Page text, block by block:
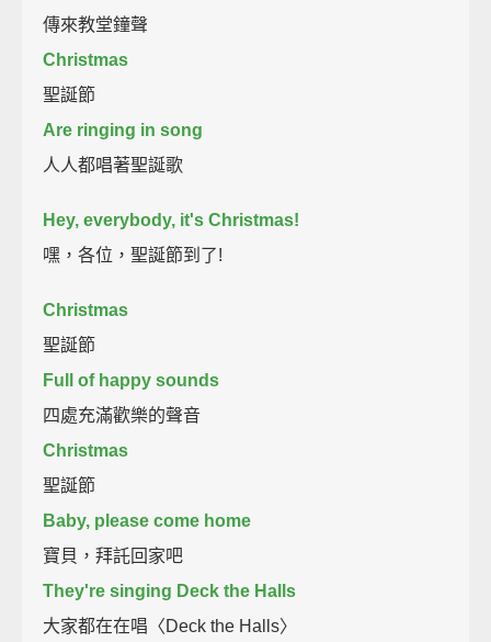
傳來教堂鐘聲
Christmas
聖誕節
Are ringing in song
人人都唱著聖誕歌
Hey, everybody, it's Christmas!
嘿，各位，聖誕節到了!
Christmas
聖誕節
Full of happy sounds
四處充滿歡樂的聲音
Christmas
聖誕節
Baby, please come home
寶貝，拜託回家吧
They're singing Deck the Halls
大家都在在唱〈Deck the Halls〉